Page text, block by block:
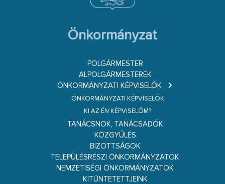
Önkormányzat
POLGÁRMESTER
ALPOLGÁRMESTEREK
ÖNKORMÁNYZATI KÉPVISELŐK
ÖNKORMÁNYZATI KÉPVISELŐK
KI AZ ÉN KÉPVISELŐM?
TANÁCSNOK, TANÁCSADÓK
KÖZGYŰLÉS
BIZOTTSÁGOK
TELEPÜLÉSRÉSZI ÖNKORMÁNYZATOK
NEMZETISÉGI ÖNKORMÁNYZATOK
KITÜNTETETTJEINK